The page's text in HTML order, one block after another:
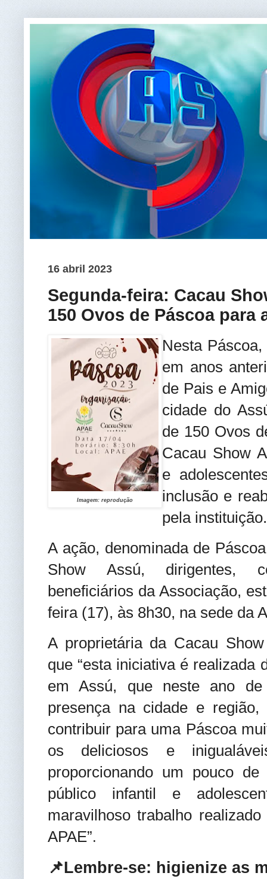
16 abril 2023
Segunda-feira: Cacau
150 Ovos de Páscoa para
Imagem: reprodução
Nesta
em anos
de Pais e
cidade do
de 150 Ovos
Cacau Show
e
inclusão e
pela instituição.
A ação, denominada de
Show Assú, dirigentes,
beneficiários da Associação,
feira (17), às 8h30, na sede da
A proprietária da Cacau
que “esta iniciativa é realizada
em Assú, que neste ano
presença na cidade e
contribuir para uma Páscoa
os deliciosos e
proporcionando um pouco
público infantil e
maravilhoso trabalho
APAE”.
📌Lembre-se: higienize as